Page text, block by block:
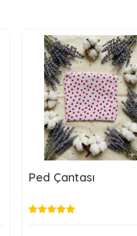
Ped Çantası
94,80 TL